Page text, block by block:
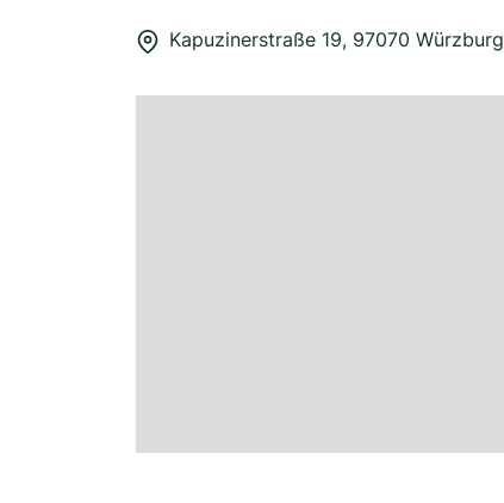
Kapuzinerstraße 19, 97070 Würzburg